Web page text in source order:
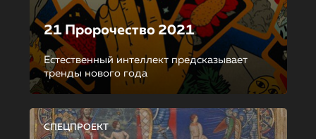
21 Пророчество 2021
Естественный интеллект предсказывает
тренды нового года
СПЕЦПРОЕКТ